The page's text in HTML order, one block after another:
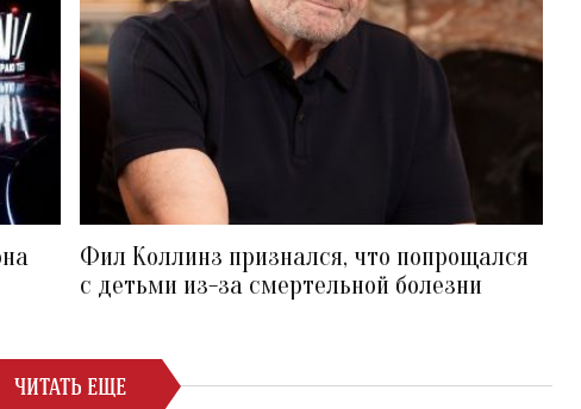
Фил Коллинз признался, что попрощался
с детьми из-за смертельной болезни
ЧИТАТЬ ЕЩЕ